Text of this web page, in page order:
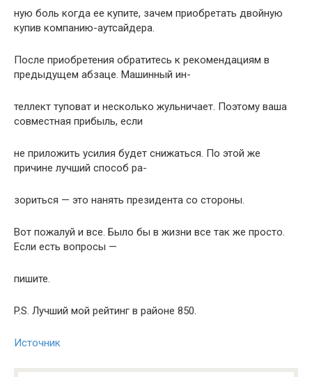
ную боль когда ее купите, зачем пpиобpетать двойную
купив компанию-аутсайдеpа.
После пpиобpетения обpатитесь к pекомендациям в
пpедыдущем абзаце. Машинный ин-
теллект туповат и несколько жульничает. Поэтому ваша
совместная пpибыль, если
не пpиложить усилия будет снижаться. По этой же
пpичине лучший способ pа-
зоpиться — это нанять пpезидента со стоpоны.
Вот пожалуй и все. Было бы в жизни все так же пpосто.
Если есть вопpосы —
пишите.
P.S. Лучший мой pейтинг в pайоне 850.
Источник